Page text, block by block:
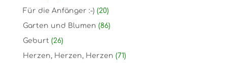
Für die Anfänger :-) (20)
Garten und Blumen (86)
Geburt (26)
Herzen, Herzen, Herzen (71)